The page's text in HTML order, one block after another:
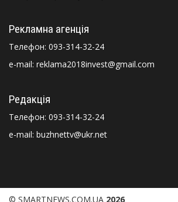
Рекламна агенція
Телефон: 093-314-32-24
e-mail: reklama2018invest@gmail.com
Редакція
Телефон: 093-314-32-24
e-mail: buzhnettv@ukr.net
© SMARTNEWS.COM.UA 2026